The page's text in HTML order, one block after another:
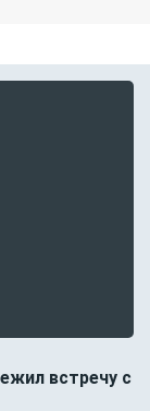
встречу с